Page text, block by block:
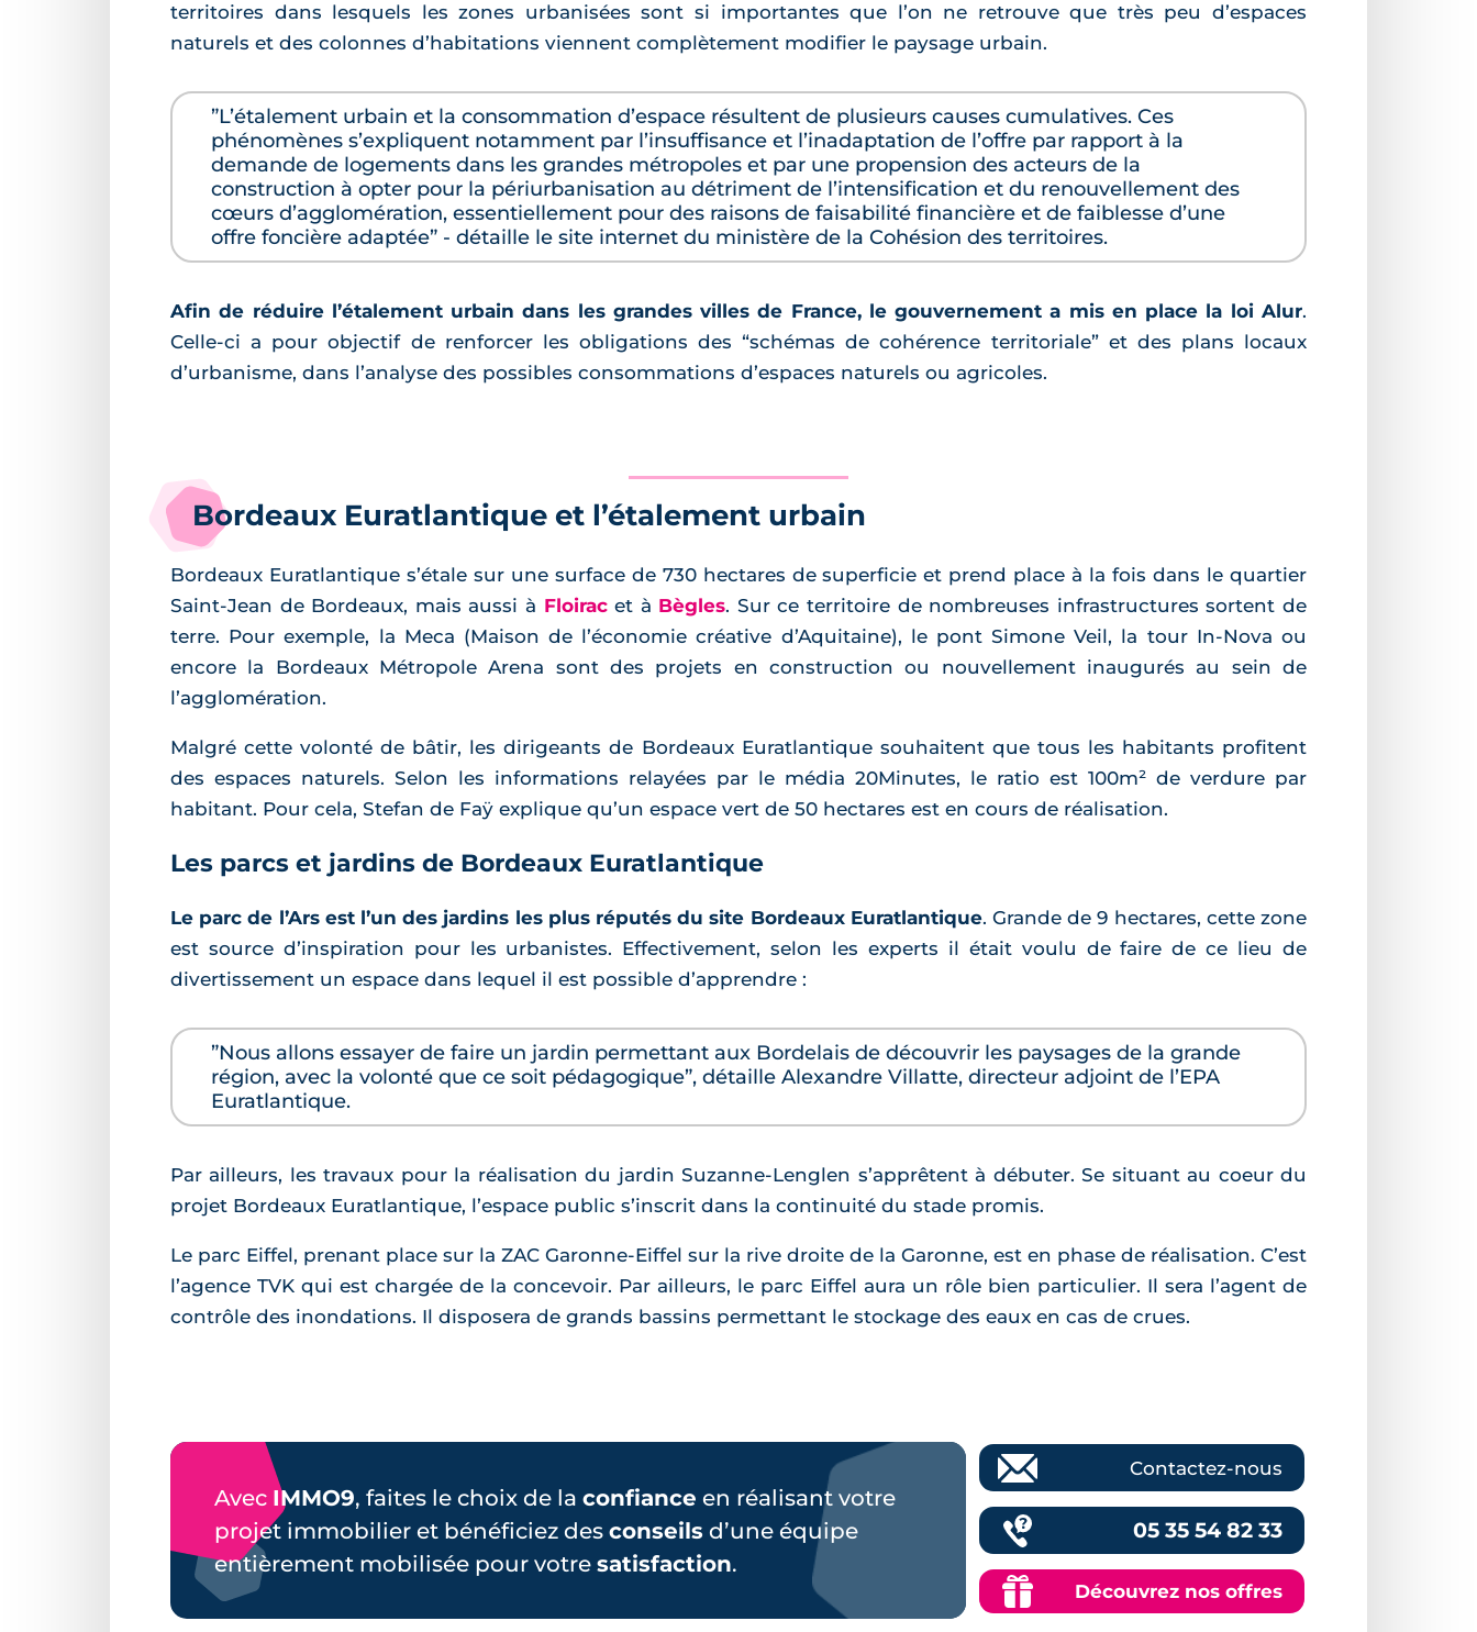
territoires dans lesquels les zones urbanisées sont si importantes que l’on ne retrouve que très peu d’espaces
naturels et des colonnes d’habitations viennent complètement modifier le paysage urbain.
”L’étalement urbain et la consommation d’espace résultent de plusieurs causes cumulatives. Ces
phénomènes s’expliquent notamment par l’insuffisance et l’inadaptation de l’offre par rapport à la
demande de logements dans les grandes métropoles et par une propension des acteurs de la
construction à opter pour la périurbanisation au détriment de l’intensification et du renouvellement des
cœurs d’agglomération, essentiellement pour des raisons de faisabilité financière et de faiblesse d’une
offre foncière adaptée” - détaille le site internet du ministère de la Cohésion des territoires.
Afin de réduire l’étalement urbain dans les grandes villes de France, le gouvernement a mis en place la loi Alur.
Celle-ci a pour objectif de renforcer les obligations des “schémas de cohérence territoriale” et des plans locaux
d’urbanisme, dans l’analyse des possibles consommations d’espaces naturels ou agricoles.
Bordeaux Euratlantique et l’étalement urbain
Bordeaux Euratlantique s’étale sur une surface de 730 hectares de superficie et prend place à la fois dans le quartier
Saint-Jean de Bordeaux, mais aussi à Floiracet à Bègles. Sur ce territoire de nombreuses infrastructures sortent de
terre. Pour exemple, la Meca (Maison de l’économie créative d’Aquitaine), le pont Simone Veil, la tour In-Nova ou
encore la Bordeaux Métropole Arena sont des projets en construction ou nouvellement inaugurés au sein de
l’agglomération.
Malgré cette volonté de bâtir, les dirigeants de Bordeaux Euratlantique souhaitent que tous les habitants profitent
des espaces naturels. Selon les informations relayées par le média 20Minutes, le ratio est 100m² de verdure par
habitant. Pour cela, Stefan de Faÿ explique qu’un espace vert de 50 hectares est en cours de réalisation.
Les parcs et jardins de Bordeaux Euratlantique
Le parc de l’Ars est l’un des jardins les plus réputés du site Bordeaux Euratlantique. Grande de 9 hectares, cette zone
est source d’inspiration pour les urbanistes. Effectivement, selon les experts il était voulu de faire de ce lieu de
divertissement un espace dans lequel il est possible d’apprendre :
”Nous allons essayer de faire un jardin permettant aux Bordelais de découvrir les paysages de la grande
région, avec la volonté que ce soit pédagogique”, détaille Alexandre Villatte, directeur adjoint de l’EPA
Euratlantique.
Par ailleurs, les travaux pour la réalisation du jardin Suzanne-Lenglen s’apprêtent à débuter. Se situant au coeur du
projet Bordeaux Euratlantique, l’espace public s’inscrit dans la continuité du stade promis.
Le parc Eiffel, prenant place sur la ZAC Garonne-Eiffel sur la rive droite de la Garonne, est en phase de réalisation. C’est
l’agence TVK qui est chargée de la concevoir. Par ailleurs, le parc Eiffel aura un rôle bien particulier. Il sera l’agent de
contrôle des inondations. Il disposera de grands bassins permettant le stockage des eaux en cas de crues.
Avec IMMO9, faites le choix de la confiance en réalisant votre
projet immobilier et bénéficiez des conseils d’une équipe
entièrement mobilisée pour votre satisfaction.
Contactez-nous
05 35 54 82 33
Découvrez nos offres